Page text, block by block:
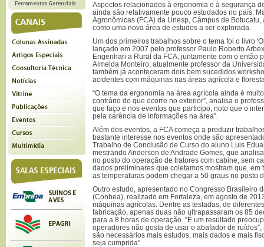
Aspectos relacionados à ergonomia e à segurança
ainda são relativamente pouco estudados no país.
Agronômicas (FCA) da Unesp, Câmpus de
como uma nova área de estudos a ser explorada.
Um dos primeiros trabalhos sobre o tema foi o livro
lançado em 2007 pelo professor Paulo Roberto
Engenhari a Rural da FCA, juntamente com o então
Almeida Monteiro, atualmente professor da
também já aconteceram dois bem sucedidos
acidentes com máquinas nas áreas agrícola e
“O tema da ergonomia na área agrícola ainda é
contrário do que ocorre no exterior”, analisa o
que faço e nos eventos que participo, noto que o
pela carência de informações na área”.
Além dos eventos, a FCA começa a produzir
bastante interesse nos eventos onde são
Trabalho de Conclusão de Curso do aluno Luis
mestrando Anderson de Andrade Gomes, que
no posto do operação de tratores com cabine, sem
dados preliminares que coletamos mostram que, em
as temperaturas podem chegar a 50 graus no posto
Outro estudo, apresentado no Congresso Brasileiro
(Conbea), realizado em Fortaleza, em agosto de
máquinas agrícolas. Dentre as testadas, de
fabricação, apenas duas não ultrapassaram os 85
para a 8 horas de operação. “É um resultado
operadores não gosta de usar o abafador de ruídos”,
são necessários mais estudos, mais dados e mais
seja cumprida”.